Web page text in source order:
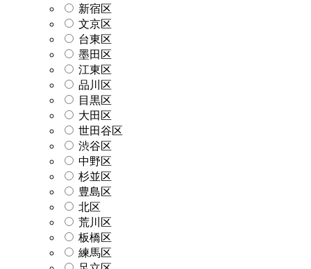
新宿区
文京区
台東区
墨田区
江東区
品川区
目黒区
大田区
世田谷区
渋谷区
中野区
杉並区
豊島区
北区
荒川区
板橋区
練馬区